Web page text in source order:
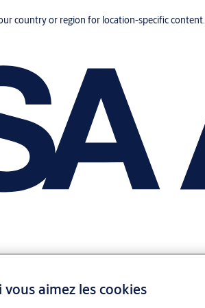
country or region for location-specific content.
aimez les cookies